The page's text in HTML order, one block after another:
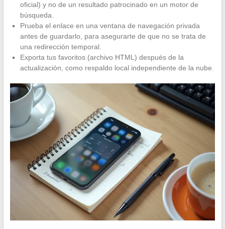
oficial) y no de un resultado patrocinado en un motor de
búsqueda.
Prueba el enlace en una ventana de navegación privada
antes de guardarlo, para asegurarte de que no se trata de
una redirección temporal.
Exporta tus favoritos (archivo HTML) después de la
actualización, como respaldo local independiente de la nube.